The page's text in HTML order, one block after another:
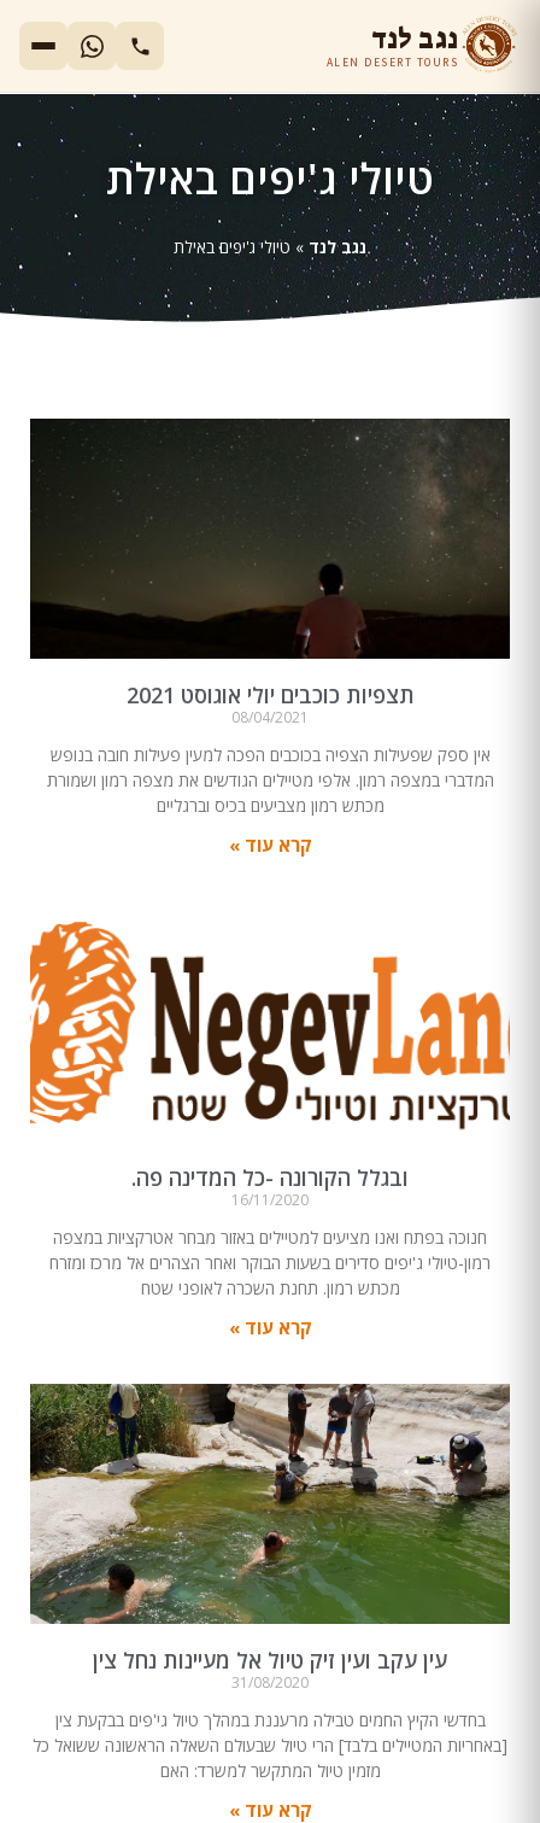
נגב לנד
ALEN DESERT TOURS
טיולי ג'יפים באילת
נגב לנד » טיולי ג'יפים באילת
תצפיות כוכבים יולי אוגוסט 2021
08/04/2021
אין ספק שפעילות הצפיה בכוכבים הפכה למעין פעילות חובה בנופש
המדברי במצפה רמון. אלפי מטיילים הגודשים את מצפה רמון ושמורת
מכתש רמון מצביעים בכיס וברגליים
קרא עוד »
ובגלל הקורונה -כל המדינה פה.
16/11/2020
חנוכה בפתח ואנו מציעים למטיילים באזור מבחר אטרקציות במצפה
רמון-טיולי ג'יפים סדירים בשעות הבוקר ואחר הצהרים אל מרכז ומזרח
מכתש רמון. תחנת השכרה לאופני שטח
קרא עוד »
עין עקב ועין זיק טיול אל מעיינות נחל צין
31/08/2020
בחדשי הקיץ החמים טבילה מרעננת במהלך טיול גי'פים בבקעת צין
[באחריות המטיילים בלבד] הרי טיול שבעולם השאלה הראשונה ששואל כל
מזמין טיול המתקשר למשרד: האם
קרא עוד »